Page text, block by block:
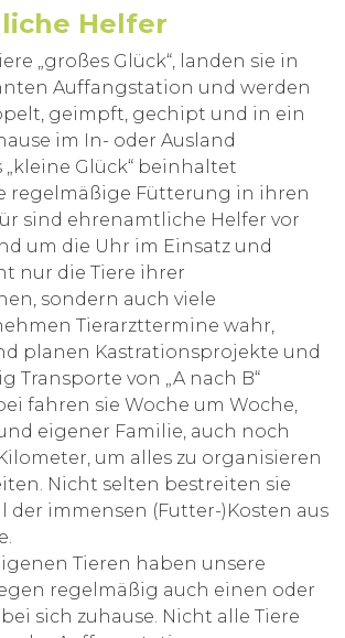
Helfer
„großes Glück“, landen sie in
Auffangstation und werden
geimpft, gechipt und in ein
im In- oder Ausland
Glück“ beinhaltet
regelmäßige Fütterung in ihren
sind ehrenamtliche Helfer vor
um die Uhr im Einsatz und
nur die Tiere ihrer
sondern auch viele
Tierarzttermine wahr,
planen Kastrationsprojekte und
Transporte von „A nach B“
fahren sie Woche um Woche,
eigener Familie, auch noch
um alles zu organisieren
Nicht selten bestreiten sie
der immensen (Futter-)Kosten aus
Tieren haben unsere
regelmäßig auch einen oder
sich zuhause. Nicht alle Tiere